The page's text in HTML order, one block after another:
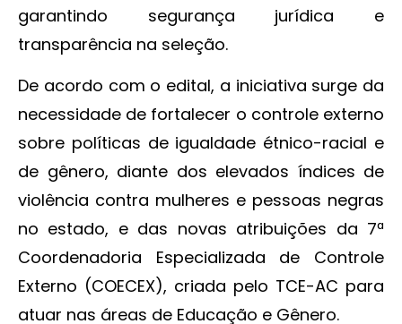
garantindo segurança jurídica e
transparência na seleção.
De acordo com o edital, a iniciativa surge da
necessidade de fortalecer o controle externo
sobre políticas de igualdade étnico-racial e
de gênero, diante dos elevados índices de
violência contra mulheres e pessoas negras
no estado, e das novas atribuições da 7ª
Coordenadoria Especializada de Controle
Externo (COECEX), criada pelo TCE-AC para
atuar nas áreas de Educação e Gênero.